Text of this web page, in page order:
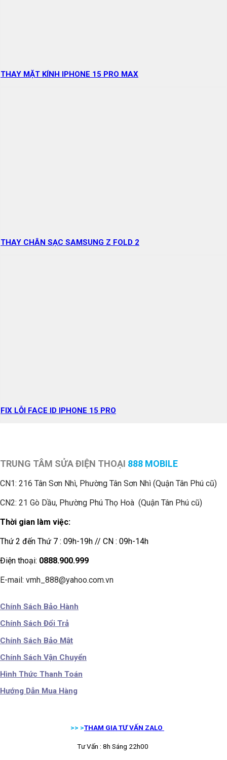
THAY MẶT KÍNH IPHONE 15 PRO MAX
THAY CHÂN SẠC SAMSUNG Z FOLD 2
FIX LỖI FACE ID IPHONE 15 PRO
TRUNG TÂM SỬA ĐIỆN THOẠI 888 MOBILE
CN1: 216 Tân Sơn Nhì, Phường Tân Sơn Nhì (Quận Tân Phú cũ)
CN2: 21 Gò Dầu, Phường Phú Thọ Hoà (Quận Tân Phú cũ)
Thời gian làm việc:
Thứ 2 đến Thứ 7 : 09h-19h // CN : 09h-14h
Điện thoại: 0888.900.999
E-mail: vmh_888@yahoo.com.vn
Chính Sách Bảo Hành
Chính Sách Đổi Trả
Chính Sách Bảo Mật
Chính Sách Vận Chuyển
Hình Thức Thanh Toán
Hướng Dẫn Mua Hàng
>> >THAM GIA TƯ VẤN ZALO
Tư Vấn : 8h Sáng 22h00